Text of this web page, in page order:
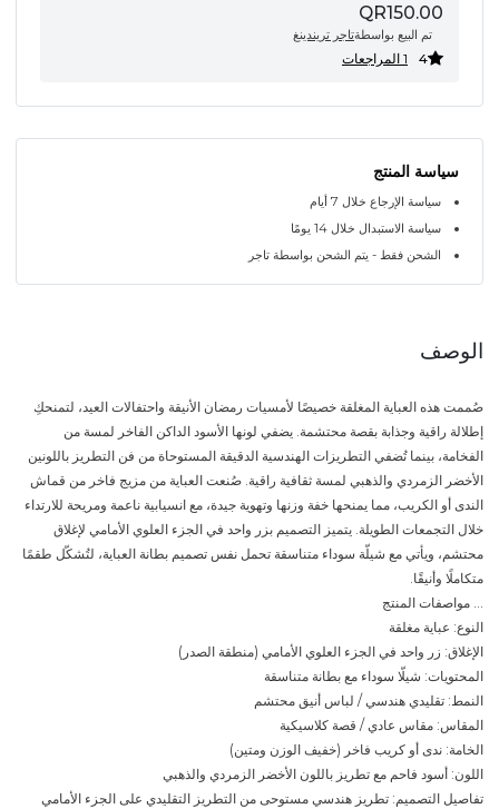
QR150.00
تم البيع بواسطةتاجر تريندينغ
4 1 المراجعات
سياسة المنتج
سياسة الإرجاع خلال 7 أيام
سياسة الاستبدال خلال 14 يومًا
الشحن فقط - يتم الشحن بواسطة تاجر
الوصف
صُممت هذه العباية المغلقة خصيصًا لأمسيات رمضان الأنيقة واحتفالات العيد، لتمنحكِ
إطلالة راقية وجذابة بقصة محتشمة. يضفي لونها الأسود الداكن الفاخر لمسة من
الفخامة، بينما تُضفي التطريزات الهندسية الدقيقة المستوحاة من فن التطريز باللونين
الأخضر الزمردي والذهبي لمسة ثقافية راقية. صُنعت العباية من مزيج فاخر من قماش
الندى أو الكريب، مما يمنحها خفة وزنها وتهوية جيدة، مع انسيابية ناعمة ومريحة للارتداء
خلال التجمعات الطويلة. يتميز التصميم بزر واحد في الجزء العلوي الأمامي لإغلاق
محتشم، ويأتي مع شيلّة سوداء متناسقة تحمل نفس تصميم بطانة العباية، لتُشكّل طقمًا
متكاملًا وأنيقًا.
... مواصفات المنتج
النوع: عباية مغلقة
الإغلاق: زر واحد في الجزء العلوي الأمامي (منطقة الصدر)
المحتويات: شيلّا سوداء مع بطانة متناسقة
النمط: تقليدي هندسي / لباس أنيق محتشم
المقاس: مقاس عادي / قصة كلاسيكية
الخامة: ندى أو كريب فاخر (خفيف الوزن ومتين)
اللون: أسود فاحم مع تطريز باللون الأخضر الزمردي والذهبي
تفاصيل التصميم: تطريز هندسي مستوحى من التطريز التقليدي على الجزء الأمامي